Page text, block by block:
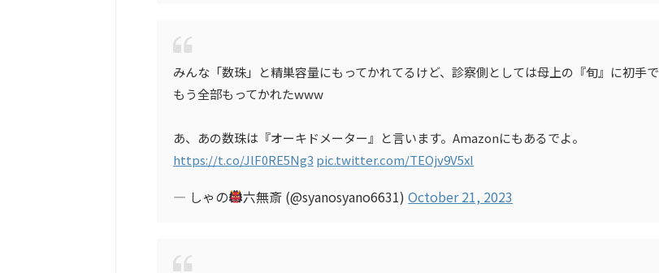
みんな「数珠」と精巣容量にもってかれてるけど、診察側としては母上の『旬』に初手で
もう全部もってかれたwww
あ、あの数珠は『オーキドメーター』と言います。Amazonにもあるでよ。
https://t.co/JlF0RE5Ng3 pic.twitter.com/TEOjv9V5xI
— しゃの 六無斎 (@syanosyano6631)October 21, 2023